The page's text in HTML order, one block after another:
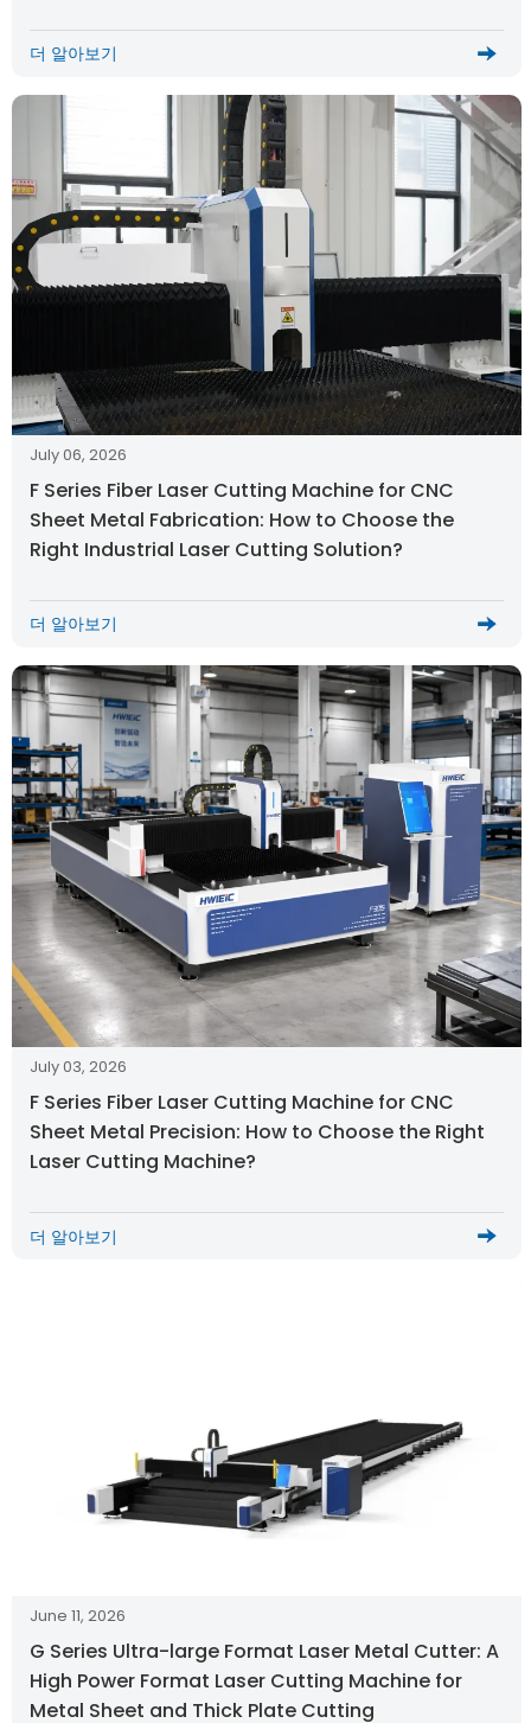
더 알아보기
July 06, 2026
F Series Fiber Laser Cutting Machine for CNC
Sheet Metal Fabrication: How to Choose the
Right Industrial Laser Cutting Solution?
더 알아보기
July 03, 2026
F Series Fiber Laser Cutting Machine for CNC
Sheet Metal Precision: How to Choose the Right
Laser Cutting Machine?
더 알아보기
June 11, 2026
G Series Ultra-large Format Laser Metal Cutter: A
High Power Format Laser Cutting Machine for
Metal Sheet and Thick Plate Cutting